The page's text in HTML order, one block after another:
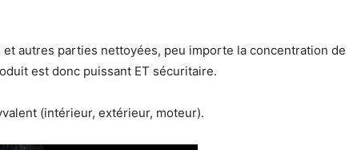
autres parties nettoyées, peu importe la concentration de
est donc puissant ET sécuritaire.
(intérieur, extérieur, moteur).